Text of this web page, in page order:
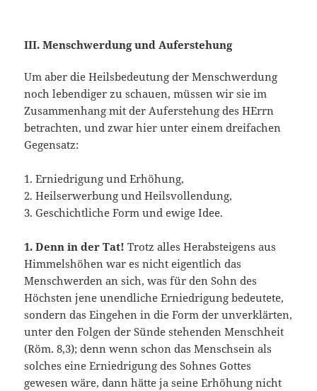
III. Menschwerdung und Auferstehung
Um aber die Heilsbedeutung der Menschwerdung
noch le­bendiger zu schauen, müssen wir sie im
Zusammenhang mit der Auferstehung des HErrn
betrachten, und zwar hier unter einem dreifachen
Gegensatz:
1. Erniedrigung und Erhöhung,
2. Heilserwerbung und Heilsvollendung,
3. Geschichtliche Form und ewige Idee.
1. Denn in der Tat! Trotz alles Herabsteigens aus
Himmels­höhen war es nicht eigentlich das
Menschwerden an sich, was für den Sohn des
Höchsten jene unendliche Erniedrigung be­deutete,
sondern das Eingehen in die Form der unverklärten,
unter den Folgen der Sünde stehenden Menschheit
(Röm. 8,3); denn wenn schon das Menschsein als
solches eine Erniedri­gung des Sohnes Gottes
gewesen wäre, dann hätte ja seine Erhöhung nicht